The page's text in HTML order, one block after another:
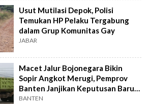
Usut Mutilasi Depok, Polisi
Temukan HP Pelaku Tergabung
dalam Grup Komunitas Gay
JABAR
Macet Jalur Bojonegara Bikin
Sopir Angkot Merugi, Pemprov
Banten Janjikan Keputusan Baru 4
Hari Lagi
BANTEN